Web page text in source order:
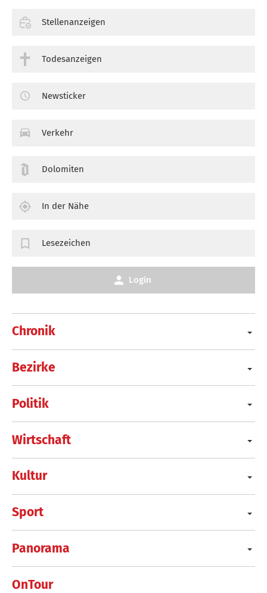
Chronik
Bezirke
Politik
Wirtschaft
Kultur
Sport
Panorama
OnTour
Stellenanzeigen
Todesanzeigen
Newsticker
Verkehr
Dolomiten
In der Nähe
Lesezeichen
Login